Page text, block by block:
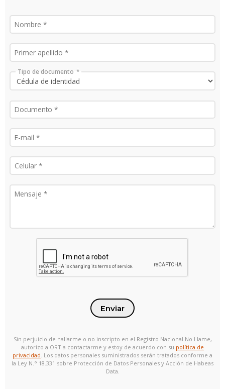
Tipo de documento
Enviar
Sin perjuicio de hallarme o no inscripto en el Registro Nacional No Llame,
autorizo a ORT a contactarme y estoy de acuerdo con su política de
privacidad. Los datos personales suministrados serán tratados conforme a
la Ley N.° 18.331 sobre Protección de Datos Personales y Acción de Habeas
Data.